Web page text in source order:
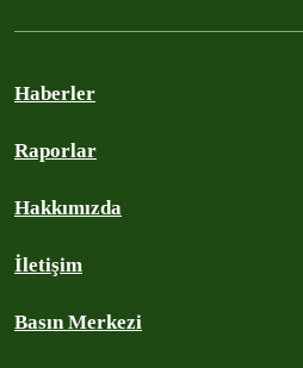
Haberler
Raporlar
Hakkımızda
İletişim
Basın Merkezi